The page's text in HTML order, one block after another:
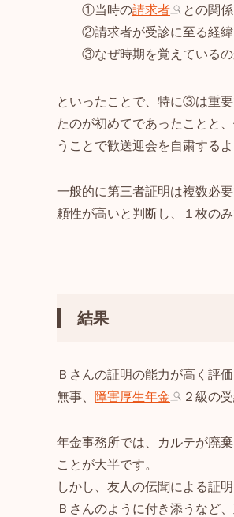
①当時の請求者
との関係
②請求者が受診に至る経緯
③なぜ時期を覚えている
といったことで、特に③は重
たのが初めてであったことと
うことで歓送迎会を自粛する
一般的に第三者証明は複数必
頼性が高いと判断し、１枚の
結果
Ｂさんの証明の能力が高く評
無事、 障害厚生年金 ２級の
年金事務所では、カルテが廃
ことが大半です。
しかし、友人の伝聞による証
Ｂさんのように付き添うなど